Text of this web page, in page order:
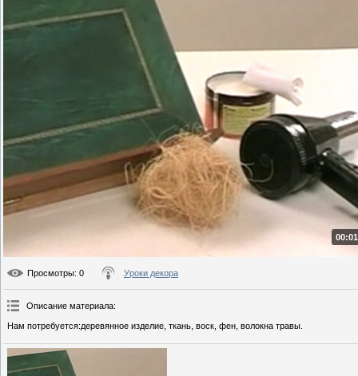
Просмотры: 0 Уроки декора
Описание материала:
Нам потребуется:деревянное изделие, ткань, воск, фен, волокна травы.